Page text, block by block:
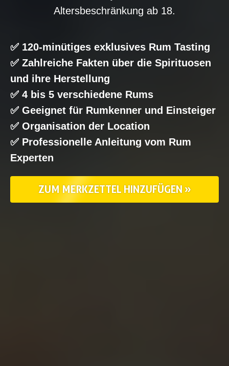
Altersbeschränkung ab 18.
✅ 120-minütiges exklusives Rum Tasting
✅ Zahlreiche Fakten über die Spirituosen
und ihre Herstellung
✅ 4 bis 5 verschiedene Rums
✅ Geeignet für Rumkenner und Einsteiger
✅ Organisation der Location
✅ Professionelle Anleitung vom Rum
Experten
ZUM MERKZETTEL HINZUFÜGEN »